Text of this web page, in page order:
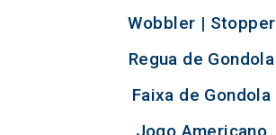
Wobbler | Stopper
Regua de Gondola
Faixa de Gondola